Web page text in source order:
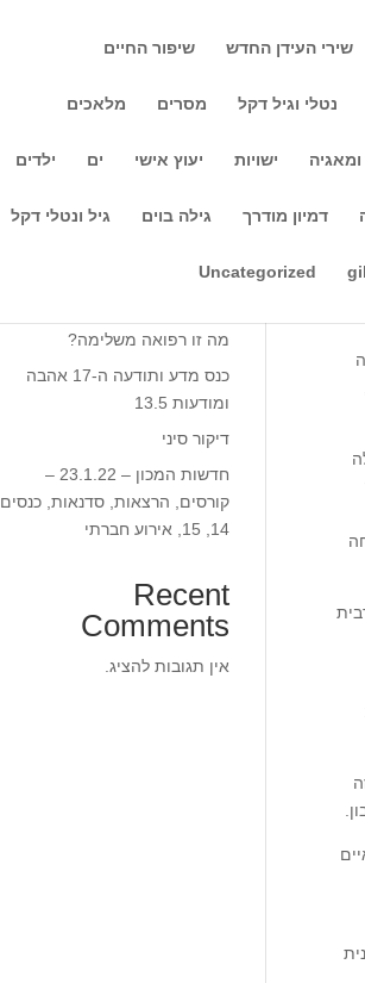
שירי העידן החדש שיפור החיים
נטלי וגיל דקל מסרים מלאכים
ומאגיה ישויות יעוץ אישי ים ילדים
דמיון מודרך גילה בוים גיל ונטלי דקל
Uncategorized
Recent Posts
מה זו רפואה משלימה?
כנס מדע ותודעה ה-17 אהבה
ומודעות 13.5‎‎
דיקור סיני
חדשות המכון – 23.1.22 –
קורסים, הרצאות, סדנאות, כנסים
14, 15, אירוע חברתי
Recent
Comments
אין תגובות להציג.